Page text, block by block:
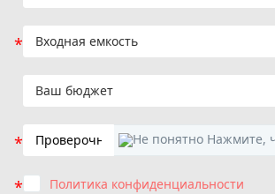
Политика конфиденциальности